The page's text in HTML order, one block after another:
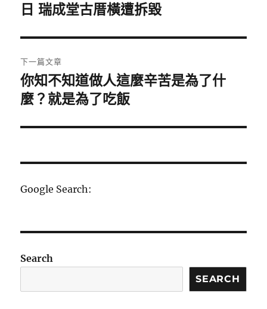
導
覽
一
文
章:
日 瑞成堂古厝橫遭拆毀
下一篇文章
下
一
文
你知不知道做人這麼辛苦是為了什
麼？就是為了吃飯
Google Search:
Search
SEARCH